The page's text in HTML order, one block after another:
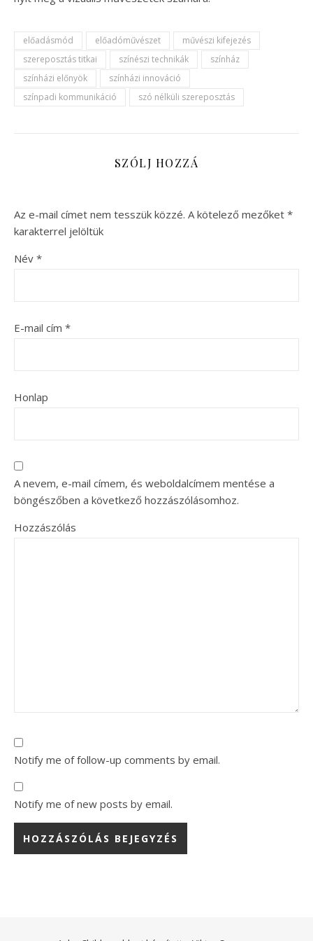
előadásmód előadóművészet
művészi kifejezés
szereposztás titkai
színészi technikák
színház
színházi előnyök
színházi innováció
színpadi kommunikáció
szó nélküli szereposztás
SZÓLJ HOZZÁ
Az e-mail címet nem tesszük közzé. A kötelező mezőket *
karakterrel jelöltük
Név *
E-mail cím *
Honlap
A nevem, e-mail címem, és weboldalcímem mentése a
böngészőben a következő hozzászólásomhoz.
Hozzászólás
Notify me of follow-up comments by email.
Notify me of new posts by email.